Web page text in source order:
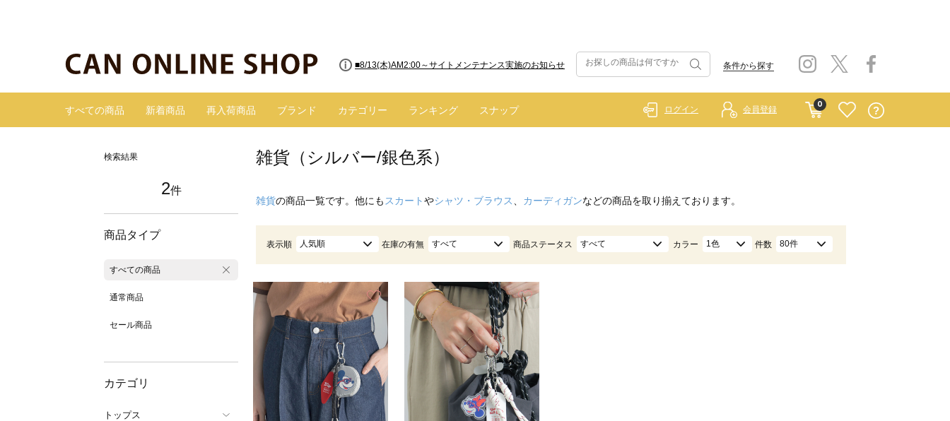
■8/13(木)AM2:00～サイトメンテナンス実施のお知らせ 条件から探す
すべての商品 新着商品 再入荷商品 ブランド カテゴリー ランキング スナップ
0
ログイン 会員登録
検索結果
2件
商品タイプ
すべての商品
通常商品
セール商品
カテゴリ
トップス
雑貨（シルバー/銀色系）
雑貨の商品一覧です。他にも スカートやシャツ・ブラウス カーディガンなどの商品を取り揃えております。
表示順 人気順 在庫の有無 すべて 商品ステータス すべて カラー 1色 件数 80件
お気に入り お気に入り